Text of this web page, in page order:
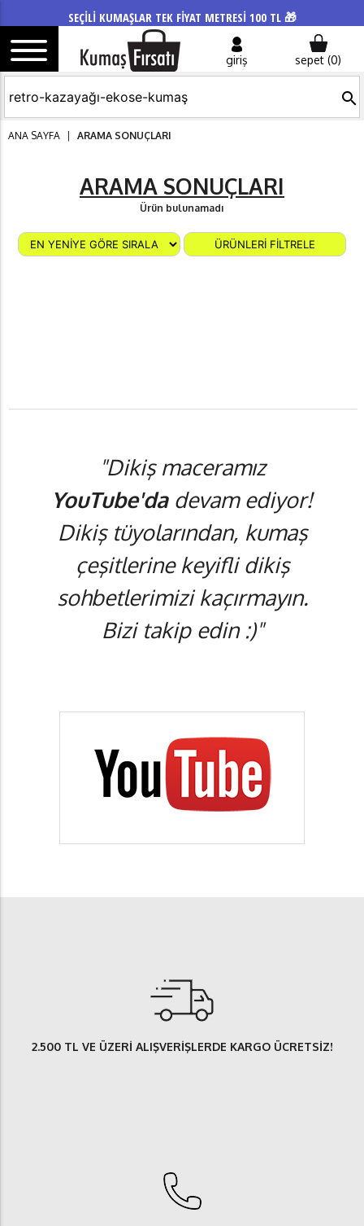
SEÇİLİ KUMAŞLAR TEK FİYAT METRESİ 100 TL 🎁
giriş sepet (0)
search
ANA SAYFA ARAMA SONUÇLARI
ARAMA SONUÇLARI
Ürün bulunamadı
ÜRÜNLERİ FİLTRELE
"Dikiş maceramız
YouTube'dadevam ediyor!
Dikiş tüyolarından, kumaş
çeşitlerine keyifli dikiş
sohbetlerimizi kaçırmayın.
Bizi takip edin :)"
2.500 TL VE ÜZERİ ALIŞVERİŞLERDE KARGO ÜCRETSİZ!